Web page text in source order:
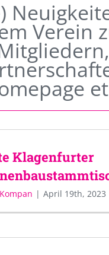
Verein
Klagenfurter
| April 19th, 2023